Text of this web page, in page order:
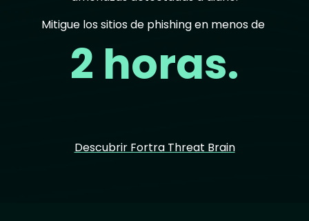
Mitigue los sitios de phishing en menos de
2 horas.
Descubrir Fortra Threat Brain